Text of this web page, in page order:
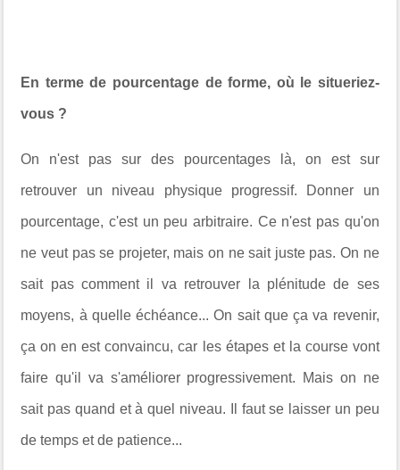
En terme de pourcentage de forme, où le situeriez-
vous ?
On n'est pas sur des pourcentages là, on est sur
retrouver un niveau physique progressif. Donner un
pourcentage, c'est un peu arbitraire. Ce n'est pas qu'on
ne veut pas se projeter, mais on ne sait juste pas. On ne
sait pas comment il va retrouver la plénitude de ses
moyens, à quelle échéance... On sait que ça va revenir,
ça on en est convaincu, car les étapes et la course vont
faire qu'il va s'améliorer progressivement. Mais on ne
sait pas quand et à quel niveau. Il faut se laisser un peu
de temps et de patience...